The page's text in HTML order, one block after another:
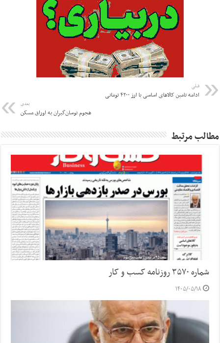
قبلی
ادامه تامین کالاهای اساسی با ارز ۴۲۰۰ تومانی
بعدی
هجوم نوسان‌گیران به اوراق مسکن
مطالب مرتبط
شماره ۳۵۷۰ روزنامه کسب و کار
۱۴۰۵/۰۵/۱۸